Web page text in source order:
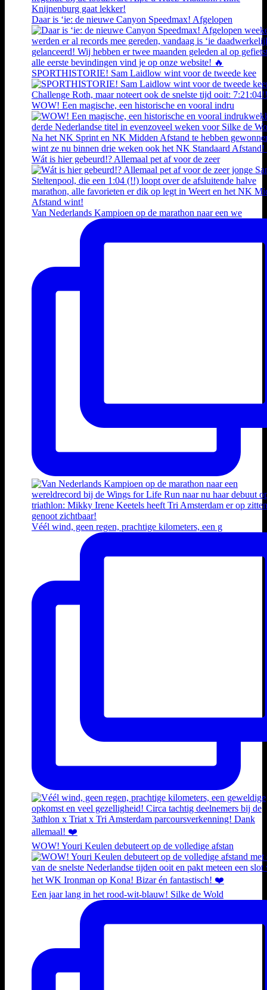
Daar is ‘ie: de nieuwe Canyon Speedmax! Afgelopen
SPORTHISTORIE! Sam Laidlow wint voor de tweede kee
WOW! Een magische, een historische en vooral indru
Wát is hier gebeurd!? Allemaal pet af voor de zeer
Van Nederlands Kampioen op de marathon naar een we
Véél wind, geen regen, prachtige kilometers, een g
WOW! Youri Keulen debuteert op de volledige afstan
Een jaar lang in het rood-wit-blauw! Silke de Wold